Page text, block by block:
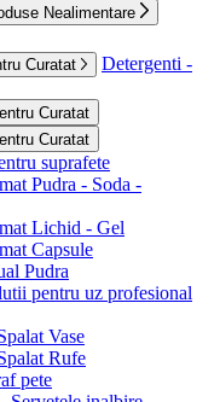
Nealimentare
Curatat
Detergenti -
Curatat
Curatat
suprafete
Pudra - Soda -
Lichid - Gel
Capsule
Pudra
pentru uz profesional
Vase
Rufe
pete